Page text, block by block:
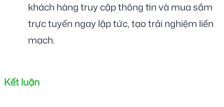
khách hàng truy cập thông tin và mua sắm
trực tuyến ngay lập tức, tạo trải nghiệm liền
mạch.
Kết luận